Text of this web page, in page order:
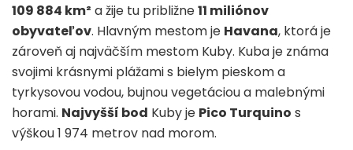
109 884 km² a žije tu približne11 miliónov
obyvateľov. Hlavným mestom je Havana, ktorá je
zároveň aj najväčším mestom Kuby. Kuba je známa
svojimi krásnymi plážami s bielym pieskom a
tyrkysovou vodou, bujnou vegetáciou a malebnými
horami. Najvyšší bod Kuby je Pico Turquino s
výškou 1 974 metrov nad morom.